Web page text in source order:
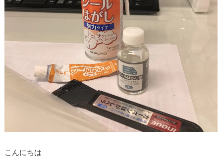
こんにちは